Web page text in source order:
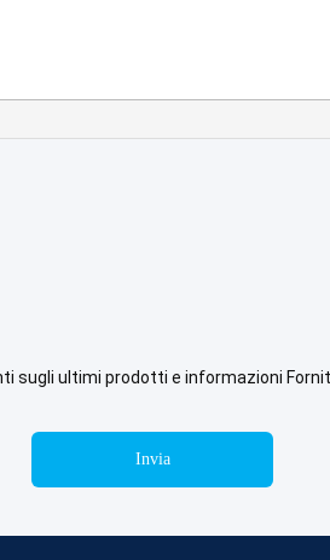
sugli ultimi prodotti e informazioni